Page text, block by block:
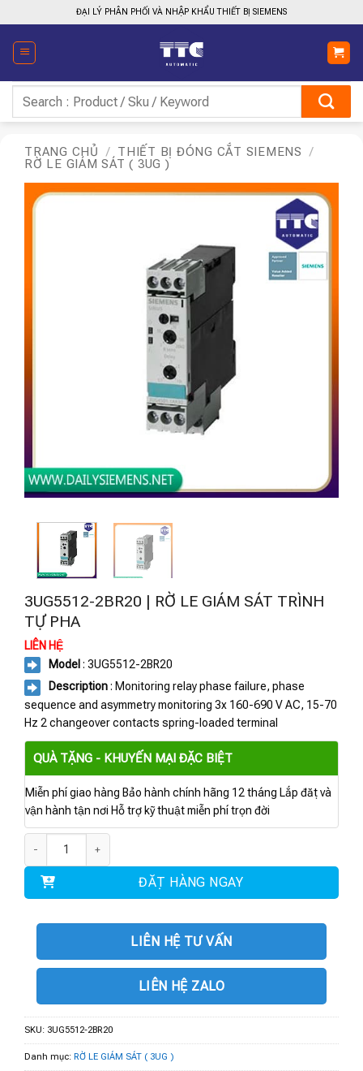
qua
nội
dung
ĐẠI LÝ PHÂN PHỐI VÀ NHẬP KHẨU THIẾT BỊ SIEMENS
kiếm:
TRANG CHỦ / THIẾT BỊ ĐÓNG CẮT SIEMENS
/
RỜ LE GIÁM SÁT ( 3UG )
3UG5512-2BR20 | RỜ LE GIÁM SÁT TRÌNH
TỰ PHA
LIÊN HỆ
Model : 3UG5512-2BR20
Description: Monitoring relay phase failure, phase
sequence and asymmetry monitoring 3x 160-690 V AC, 15-70
Hz 2 changeover contacts spring-loaded terminal
QUÀ TẶNG - KHUYẾN MẠI ĐẶC BIỆT
Miễn phí giao hàng Bảo hành chính hãng 12 tháng Lắp đặt và
vận hành tận nơi Hỗ trợ kỹ thuật miễn phí trọn đời
ĐẶT HÀNG NGAY
LIÊN HỆ TƯ VẤN
LIÊN HỆ ZALO
SKU: 3UG5512-2BR20
Danh mục: RỜ LE GIÁM SÁT ( 3UG )